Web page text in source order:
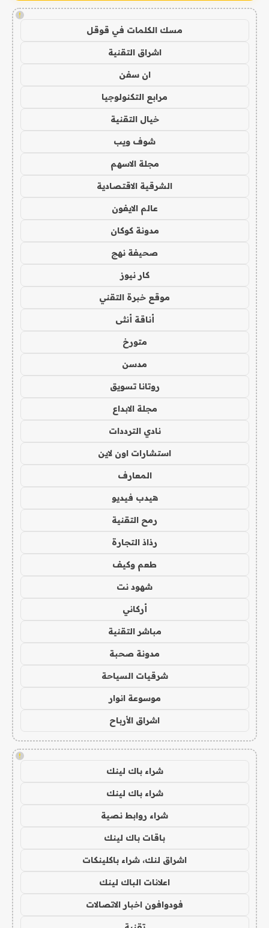
!
مسك الكلمات في قوقل
اشراق التقنية
ان سفن
مرابع التكنولوجيا
خيال التقنية
شوف ويب
مجلة الاسهم
الشرقية الاقتصادية
عالم الايفون
مدونة كوكان
صحيفة نهج
كار نيوز
موقع خبرة التقني
أناقة أنثى
متورخ
مدسن
روتانا تسويق
مجلة الابداع
نادي الترددات
استشارات اون لاين
المعارف
هيدب فيديو
رمح التقنية
رذاذ التجارة
طعم وكيف
شهود نت
أركاني
مباشر التقنية
مدونة صحبة
شرقيات السياحة
موسوعة انوار
اشراق الأرباح
!
شراء باك لينك
شراء باك لينك
شراء روابط نصية
باقات باك لينك
اشراق لنك، شراء باكلينكات
اعلانات الباك لينك
فودوافون اخبار الاتصالات